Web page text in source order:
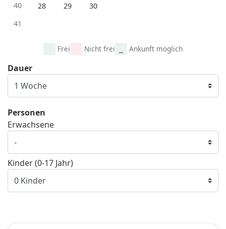
40
28 29
30
41
Frei Nicht frei Ankunft möglich
Dauer
Personen
Erwachsene
Kinder (0-17 Jahr)